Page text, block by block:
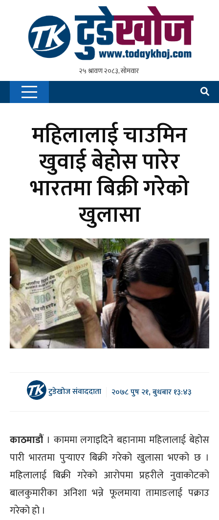
महिलालाई चाउमिन
खुवाई बेहोस पारेर
भारतमा बिक्री गरेको
खुलासा
टुडेखोज संवाददाता २०७८ पुष २१, बुधबार १३:४३
काठमाडौं। काममा लगाइदिने बहानामा महिलालाई बेहोस
पारी भारतमा पुर्‍याएर बिक्री गरेको खुलासा भएको छ ।
महिलालाई बिक्री गरेको आरोपमा प्रहरीले नुवाकोटको
बालकुमारीका अनिशा भन्ने फूलमाया तामाङलाई पक्राउ
गरेको हो ।